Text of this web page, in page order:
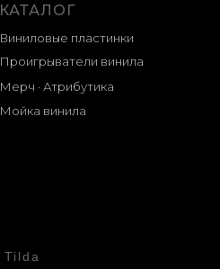
КАТАЛОГ
Виниловые пластинки
Проигрыватели винила
Мерч · Атрибутика
Мойка винила
Tilda